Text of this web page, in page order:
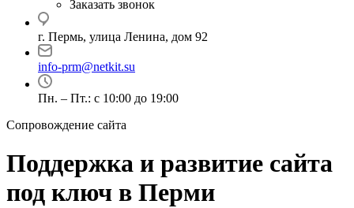
Заказать звонок
г. Пермь, улица Ленина, дом 92
info-prm@netkit.su
Пн. – Пт.: с 10:00 до 19:00
Сопровождение сайта
Поддержка и развитие сайта
под ключ в Перми